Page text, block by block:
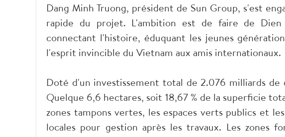
Dang Minh Truong, président de Sun Group, s'est
rapide du projet. L'ambition est de faire de Dien
connectant l'histoire, éduquant les jeunes
l'esprit invincible du Vietnam aux amis internationaux.
Doté d'un investissement total de 2.076 milliards
Quelque 6,6 hectares, soit 18,67 % de la superficie
zones tampons vertes, les espaces verts publics et
locales pour gestion après les travaux. Les zones